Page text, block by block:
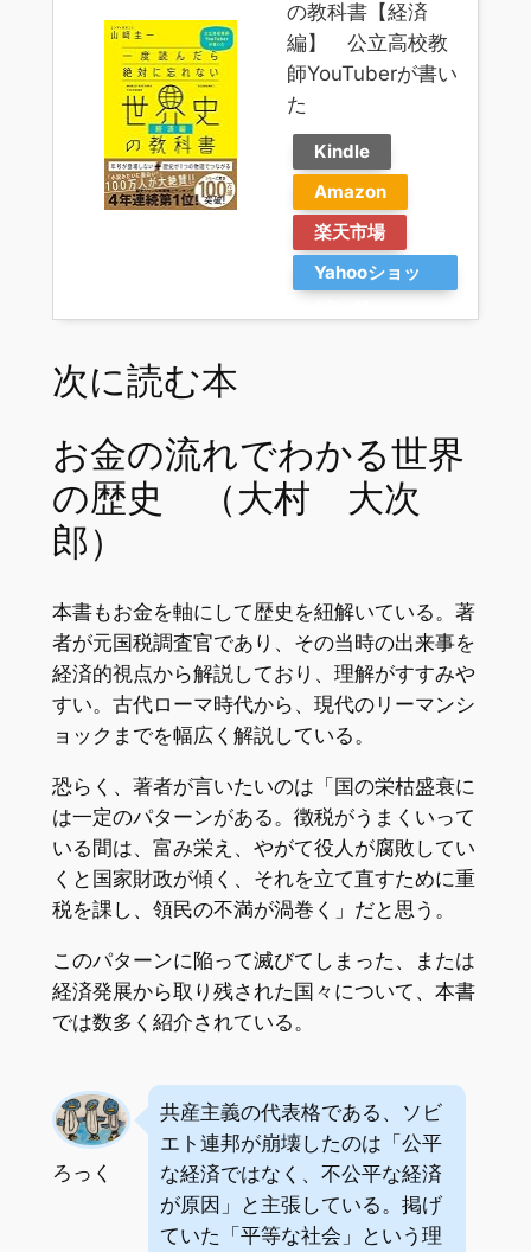
の教科書【経済
編】 公立高校教
師YouTuberが書い
た
Kindle
Amazon
楽天市場
Yahooショッ
次に読む本
お金の流れでわかる世界
の歴史 （大村 大次
郎）
本書もお金を軸にして歴史を紐解いている。著
者が元国税調査官であり、その当時の出来事を
経済的視点から解説しており、理解がすすみや
すい。古代ローマ時代から、現代のリーマンシ
ョックまでを幅広く解説している。
恐らく、著者が言いたいのは「国の栄枯盛衰に
は一定のパターンがある。徴税がうまくいって
いる間は、富み栄え、やがて役人が腐敗してい
くと国家財政が傾く、それを立て直すために重
税を課し、領民の不満が渦巻く」だと思う。
このパターンに陥って滅びてしまった、または
経済発展から取り残された国々について、本書
では数多く紹介されている。
ろっく
共産主義の代表格である、ソビ
エト連邦が崩壊したのは「公平
な経済ではなく、不公平な経済
が原因」と主張している。掲げ
ていた「平等な社会」という理